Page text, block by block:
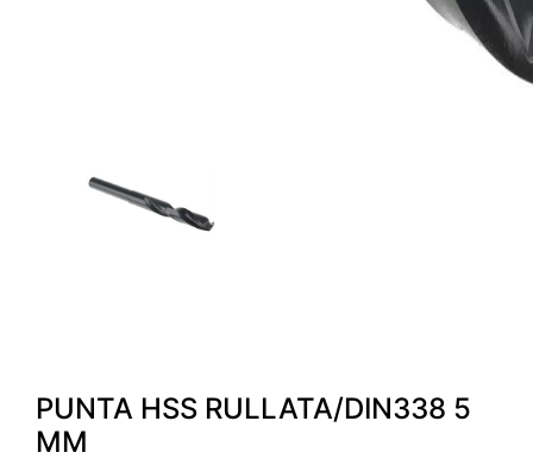
PUNTA HSS RULLATA/DIN338 5
MM